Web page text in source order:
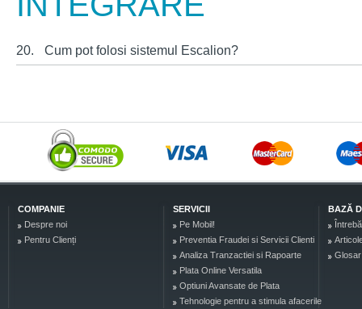
20. Cum pot folosi sistemul Escalion?
COMPANIE
Despre noi
Pentru Clienți
SERVICII
Pe Mobil!
Preventia Fraudei si Servicii Clienti
Analiza Tranzactiei si Rapoarte
Plata Online Versatila
Optiuni Avansate de Plata
Tehnologie pentru a stimula afacerile
BAZĂ
Glosar